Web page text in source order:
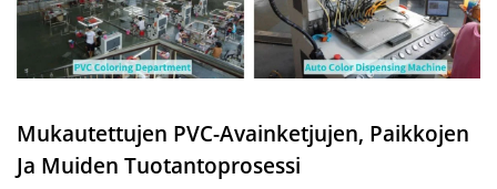
Mukautettujen PVC-Avainketjujen, Paikkojen
Ja Muiden Tuotantoprosessi